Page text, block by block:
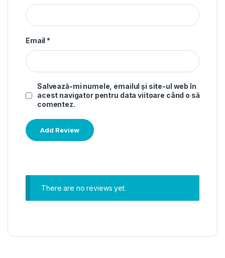
Email *
Salvează-mi numele, emailul și site-ul web în
acest navigator pentru data viitoare când o să
comentez.
There are no reviews yet.